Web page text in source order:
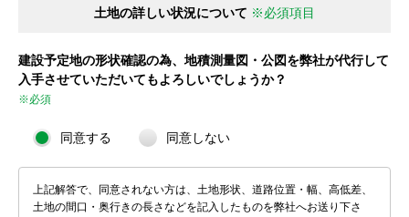
土地の詳しい状況について ※必須項目
建設予定地の形状確認の為、地積測量図・公図を弊社が代行して
入手させていただいてもよろしいでしょうか？
※必須
同意する 同意しない
上記解答で、同意されない方は、土地形状、道路位置・幅、高低差、
土地の間口・奥行きの長さなどを記入したものを弊社へお送り下さ